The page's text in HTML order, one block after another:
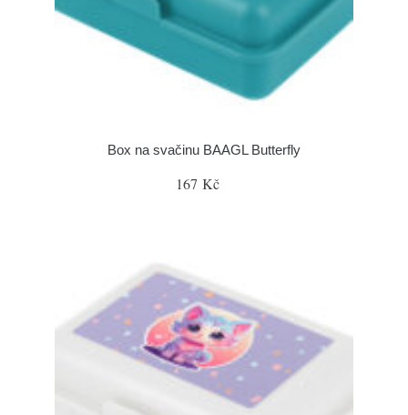
Box na svačinu BAAGL Butterfly
167 Kč